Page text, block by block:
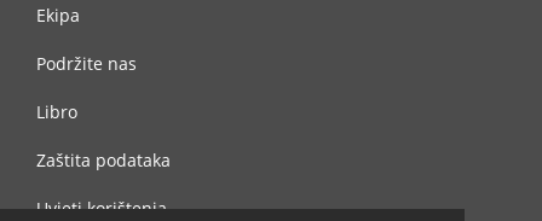
Ekipa
Podržite nas
Libro
Zaštita podataka
Uvjeti korištenja